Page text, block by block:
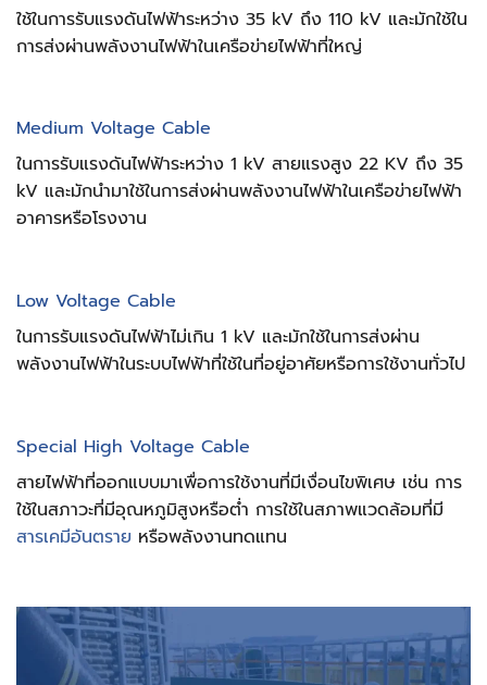
ใช้ในการรับแรงดันไฟฟ้าระหว่าง 35 kV ถึง 110 kV และมักใช้ใน
การส่งผ่านพลังงานไฟฟ้าในเครือข่ายไฟฟ้าที่ใหญ่
Medium Voltage Cable
ในการรับแรงดันไฟฟ้าระหว่าง 1 kV สายแรงสูง 22 KV ถึง 35
kV และมักนำมาใช้ในการส่งผ่านพลังงานไฟฟ้าในเครือข่ายไฟฟ้า
อาคารหรือโรงงาน
Low Voltage Cable
ในการรับแรงดันไฟฟ้าไม่เกิน 1 kV และมักใช้ในการส่งผ่าน
พลังงานไฟฟ้าในระบบไฟฟ้าที่ใช้ในที่อยู่อาศัยหรือการใช้งานทั่วไป
Special High Voltage Cable
สายไฟฟ้าที่ออกแบบมาเพื่อการใช้งานที่มีเงื่อนไขพิเศษ เช่น การ
ใช้ในสภาวะที่มีอุณหภูมิสูงหรือต่ำ การใช้ในสภาพแวดล้อมที่มี
สารเคมีอันตราย หรือพลังงานทดแทน